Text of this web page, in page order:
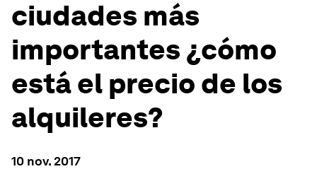
ciudades más
importantes ¿cómo
está el precio de los
alquileres?
10 nov. 2017